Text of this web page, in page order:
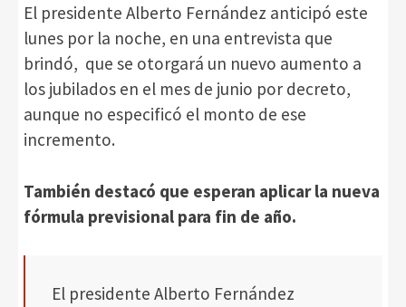
El presidente Alberto Fernández anticipó este
lunes por la noche, en una entrevista que
brindó, que se otorgará un nuevo aumento a
los jubilados en el mes de junio por decreto,
aunque no especificó el monto de ese
incremento.
También destacó que esperan aplicar la nueva
fórmula previsional para fin de año.
El presidente Alberto Fernández